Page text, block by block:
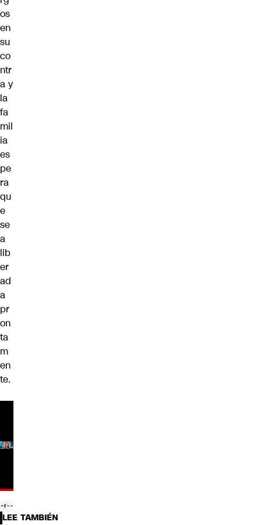
os
en
su
co
ntr
a y
la
fa
mil
ia
es
pe
ra
qu
e
se
a
lib
er
ad
a
pr
on
ta
m
en
te.
LEE TAMBIÉN